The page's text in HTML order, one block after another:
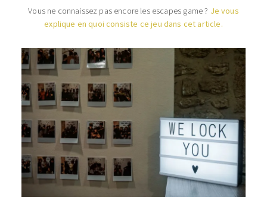
Vous ne connaissez pas encore les escapes game ? Je vous
explique en quoi consiste ce jeu dans cet article.